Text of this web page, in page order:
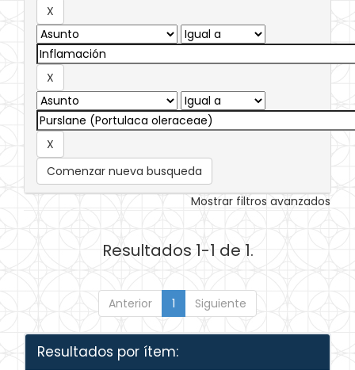
Comenzar nueva busqueda
Mostrar filtros avanzados
Resultados 1-1 de 1.
Anterior 1 Siguiente
Resultados por ítem: